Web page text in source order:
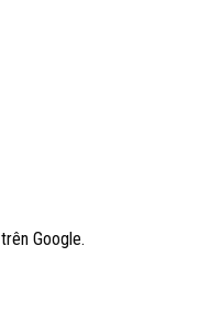
trên Google.